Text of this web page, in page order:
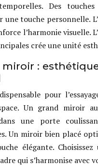
Des
touche personnelle.
l’harmonie visuelle.
crée une unité
:
pour
Un grand miroir
une porte
Un miroir bien placé
élégante.
qui s’harmonise avec